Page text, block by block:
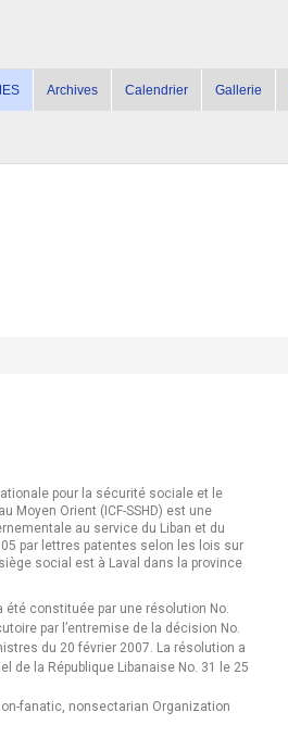
Archives Calendrier Gallerie
pour la sécurité sociale et le
Moyen Orient (ICF-SSHD) est une
au service du Liban et du
par lettres patentes selon les lois sur
social est à Laval dans la province
été constituée par une résolution No.
par l’entremise de la décision No.
du 20 février 2007. La résolution a
de la République Libanaise No. 31 le 25
fanatic, nonsectarian Organization